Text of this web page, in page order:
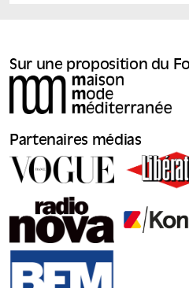
aux dates indiquées.
Août — Bonnes Mères : 14h et
Méditerranées : 14h et 14h30 —
Traoré, la mode aussi : 15h et
Sur une proposition du
Partenaires médias